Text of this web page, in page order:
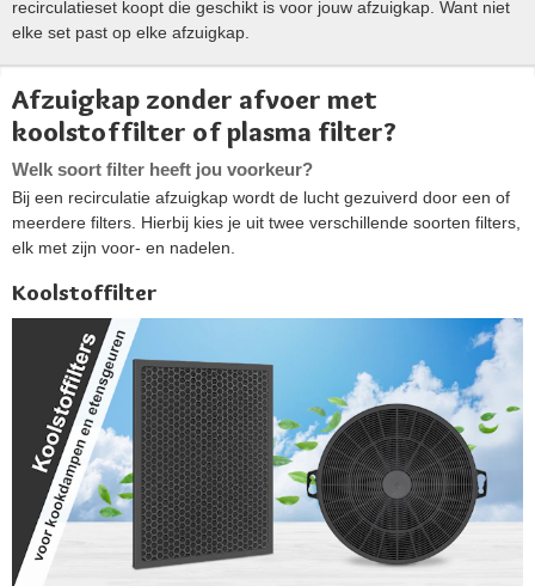
recirculatieset koopt die geschikt is voor jouw afzuigkap. Want niet
elke set past op elke afzuigkap.
Afzuigkap zonder afvoer met
koolstoffilter of plasma filter?
Welk soort filter heeft jou voorkeur?
Bij een recirculatie afzuigkap wordt de lucht gezuiverd door een of
meerdere filters. Hierbij kies je uit twee verschillende soorten filters,
elk met zijn voor- en nadelen.
Koolstoffilter